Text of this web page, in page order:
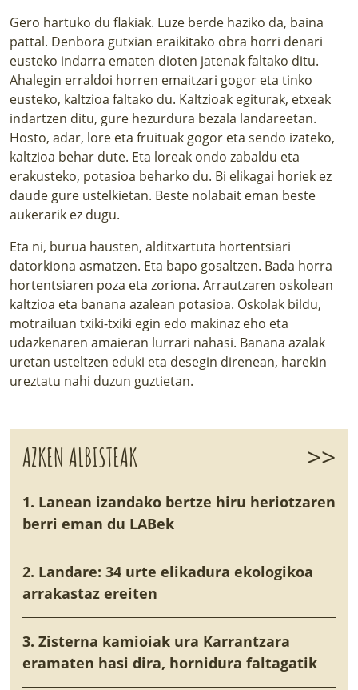
Gero hartuko du flakiak. Luze berde haziko da, baina
pattal. Denbora gutxian eraikitako obra horri denari
eusteko indarra ematen dioten jatenak faltako ditu.
Ahalegin erraldoi horren emaitzari gogor eta tinko
eusteko, kaltzioa faltako du. Kaltzioak egiturak, etxeak
indartzen ditu, gure hezurdura bezala landareetan.
Hosto, adar, lore eta fruituak gogor eta sendo izateko,
kaltzioa behar dute. Eta loreak ondo zabaldu eta
erakusteko, potasioa beharko du. Bi elikagai horiek ez
daude gure ustelkietan. Beste nolabait eman beste
aukerarik ez dugu.
Eta ni, burua hausten, alditxartuta hortentsiari
datorkiona asmatzen. Eta bapo gosaltzen. Bada horra
hortentsiaren poza eta zoriona. Arrautzaren oskolean
kaltzioa eta banana azalean potasioa. Oskolak bildu,
motrailuan txiki-txiki egin edo makinaz eho eta
udazkenaren amaieran lurrari nahasi. Banana azalak
uretan usteltzen eduki eta desegin direnean, harekin
ureztatu nahi duzun guztietan.
AZKEN ALBISTEAK >>
1. Lanean izandako bertze hiru heriotzaren
berri eman du LABek
2. Landare: 34 urte elikadura ekologikoa
arrakastaz ereiten
3. Zisterna kamioiak ura Karrantzara
eramaten hasi dira, hornidura faltagatik